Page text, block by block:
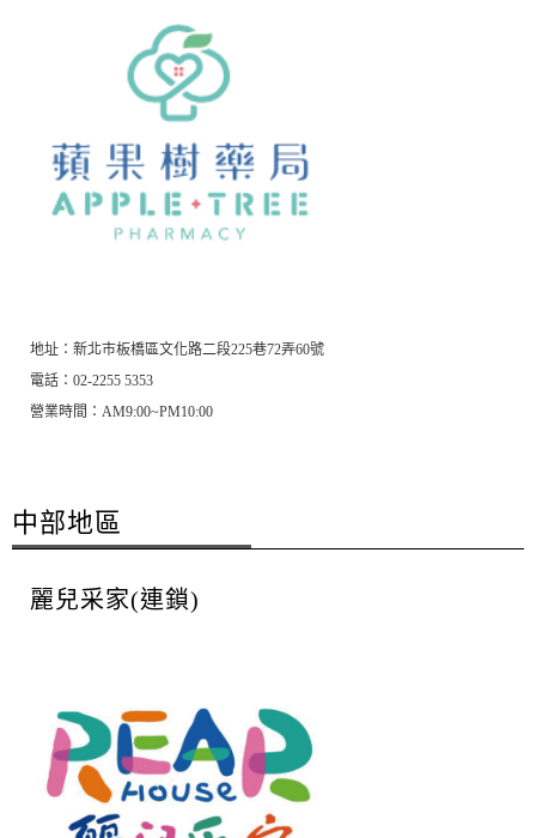
地址：新北市板橋區文化路二段225巷72弄60號
電話：02-2255 5353
營業時間：AM9:00~PM10:00
中部地區
麗兒采家(連鎖)